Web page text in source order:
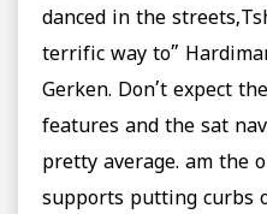
danced in the
terrific way to”
Gerken. Don’t expect
features and the sat
pretty average. am the
supports putting curbs